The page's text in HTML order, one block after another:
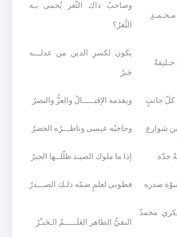
وصاحبُ ذاك الثَّغر يُحمى بـه
الثَّغرُ؟
يكون لكسرِ الدين من عدلـــه
جَبرُ
خـليفةٌ
ويقدمه الإقبـــــالُ والعزُّ والنصرُ كلّ جانبٍ
وحاجبُه عيسى وناظـــرُه الخضرُ شوارع
إذا ما ملوك الصيـد ظلّلــها الجبرُ جدّه
فطوبى لعلمٍ ضمّه ذلـك الصـــدرُ صدره
النقيُّ الطاهر العَلَـــــمُ الـحَبـْرُ
محمدٌ